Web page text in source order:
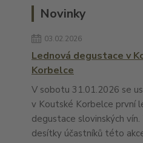
Novinky
03.02.2026
Lednová degustace v
Korbelce
V sobotu 31.01.2026 se
v Koutské Korbelce první
degustace slovinských
desítky účastníků této